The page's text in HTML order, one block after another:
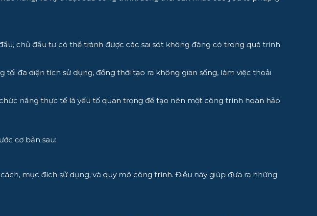
chủ đầu tư có thể tránh được các sai sót không đáng có trong quá trình
tối đa diện tích sử dụng, đồng thời tạo ra không gian sống, làm việc thoải
năng thực tế là yếu tố quan trọng để tạo nên một công trình hoàn hảo.
cơ bản sau:
mục đích sử dụng, và quy mô công trình. Điều này giúp đưa ra những